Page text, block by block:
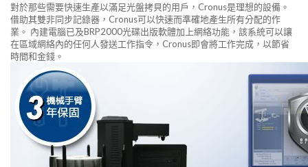
對於那些需要快速生產以滿足光盤拷貝的用戶，Cronus是理想的設備。
借助其雙非同步記錄器，Cronus可以快速而準確地產生所有分配的作
業。 內建電腦已及BRP2000光碟出版軟體加上網絡功能，該系統可以讓
在區域網絡內的任何人發送工作指令，Cronus即會將工作完成，以節省
時間和金錢。